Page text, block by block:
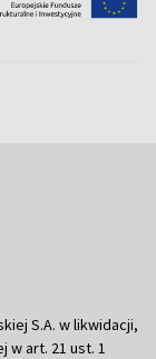
S.A. w likwidacji,
w art. 21 ust. 1